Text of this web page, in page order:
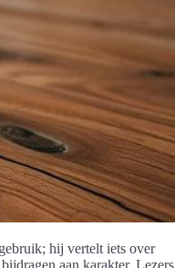
hij vertelt iets over